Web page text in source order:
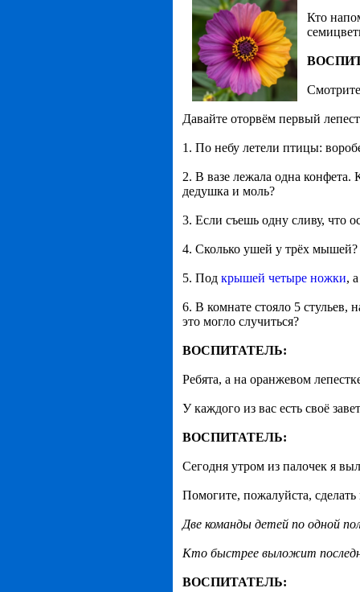
Кто
Давайте оторвём первый
1. По небу летели птицы:
2. В вазе лежала одна конфета.
дедушка и моль?
3. Если съешь одну сливу, что
4. Сколько ушей у трёх мышей?
5. Под крышей четыре ножки,
6. В комнате стояло 5 стульев,
это могло случиться?
ВОСПИТАТЕЛЬ:
Ребята, а на оранжевом
У каждого из вас есть своё
ВОСПИТАТЕЛЬ:
Сегодня утром из палочек я
Помогите, пожалуйста,
Две команды детей по одной
Кто быстрее выложит
ВОСПИТАТЕЛЬ: